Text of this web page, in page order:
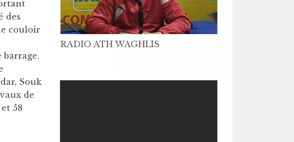
des
couloir
barrage.
Souk
de
58
RADIO ATH WAGHLIS